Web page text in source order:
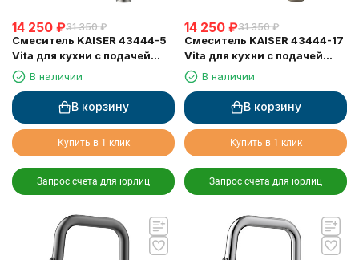
14 250 ₽31 350 ₽
Смеситель KAISER 43444-5
Vita для кухни с подачей
фильтрованной воды
В наличии
В корзину
Купить в 1 клик
Запрос счета для юрлиц
14 250 ₽31 350 ₽
Смеситель KAISER 43444-17
Vita для кухни с подачей
фильтрованной воды и
выдвижной лейкой
В наличии
В корзину
Купить в 1 клик
Запрос счета для юрлиц